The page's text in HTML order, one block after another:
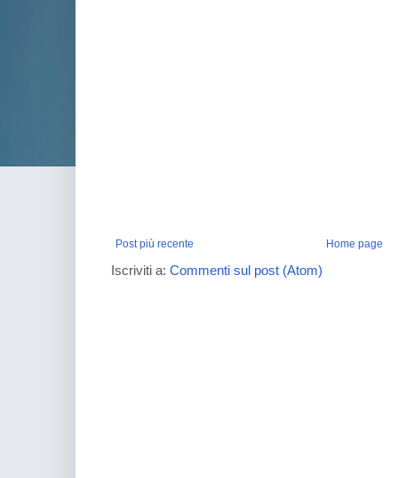
Post più recente Home page
Iscriviti a: Commenti sul post (Atom)